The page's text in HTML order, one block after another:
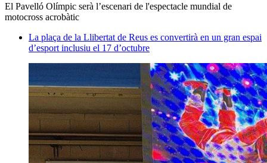
El Pavelló Olímpic serà l’escenari de l'espectacle mundial de
motocross acrobàtic
La plaça de la Llibertat de Reus es convertirà en un gran espai
d’esport inclusiu el 17 d’octubre